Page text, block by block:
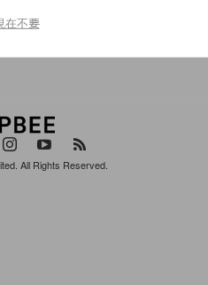
然還有爆米花桶😍！！！
. All Rights Reserved.
在不要